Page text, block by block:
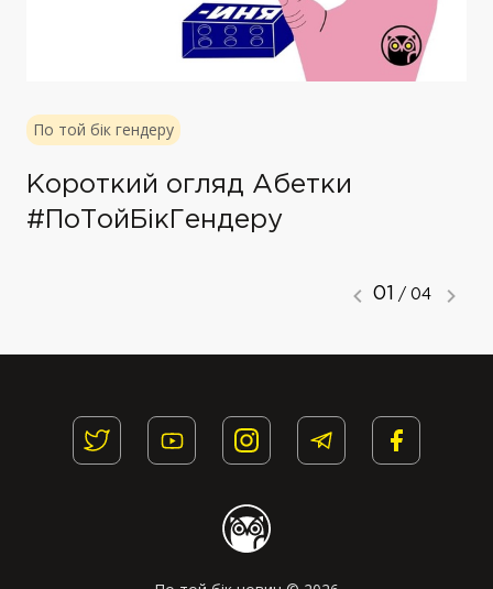
По той бік гендеру
Короткий огляд Абетки
#ПоТойБікГендеру
01 / 04